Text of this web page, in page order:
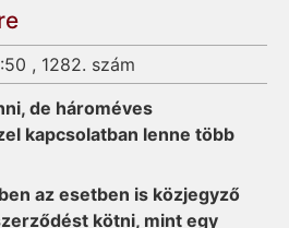
, 1282. szám
de hároméves
kapcsolatban lenne több
az esetben is közjegyző
kötni, mint egy